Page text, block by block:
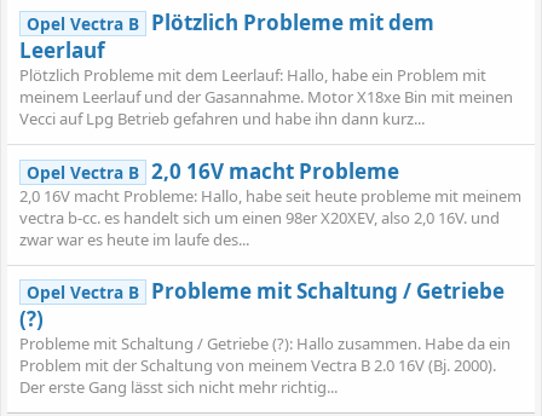
Opel Vectra B Plötzlich Probleme mit dem
Leerlauf
Plötzlich Probleme mit dem Leerlauf: Hallo, habe ein Problem mit
meinem Leerlauf und der Gasannahme. Motor X18xe Bin mit meinen
Vecci auf Lpg Betrieb gefahren und habe ihn dann kurz...
Opel Vectra B 2,0 16V macht Probleme
2,0 16V macht Probleme: Hallo, habe seit heute probleme mit meinem
vectra b-cc. es handelt sich um einen 98er X20XEV, also 2,0 16V. und
zwar war es heute im laufe des...
Opel Vectra B Probleme mit Schaltung / Getriebe
(?)
Probleme mit Schaltung / Getriebe (?): Hallo zusammen. Habe da ein
Problem mit der Schaltung von meinem Vectra B 2.0 16V (Bj. 2000).
Der erste Gang lässt sich nicht mehr richtig...